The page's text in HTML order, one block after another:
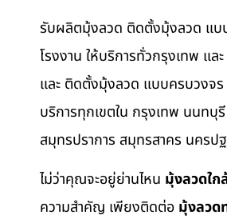
รับผลิตมุ้งลวด ติดตั้งมุ้งลวด แบ
โรงงาน ให้บริการทั่วกรุงเทพ แ
และ ติดตั้งมุ้งลวด แบบครบวงจร
บริการทุกเขตใน กรุงเทพ นนทบุ
สมุทรปราการ สมุทรสาคร นครป
ไม่ว่าคุณจะอยู่ย่านไหน มุ้งลวดใก
ความสำคัญ เพียงติดต่อ มุ้งลว